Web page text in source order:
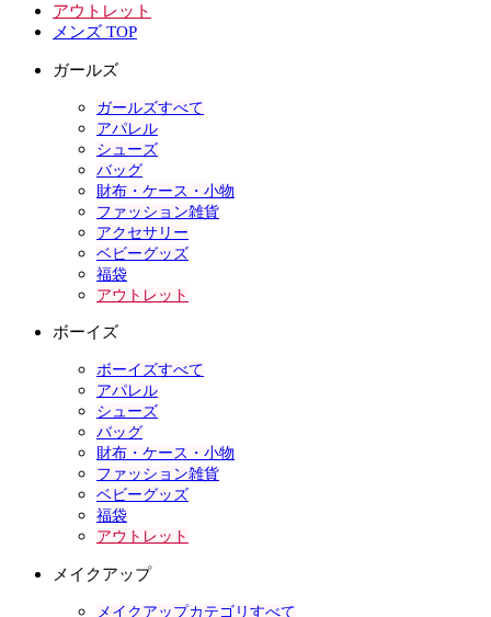
アウトレット
メンズ TOP
ガールズ
ガールズすべて
アパレル
シューズ
バッグ
財布・ケース・小物
ファッション雑貨
アクセサリー
ベビーグッズ
福袋
アウトレット
ボーイズ
ボーイズすべて
アパレル
シューズ
バッグ
財布・ケース・小物
ファッション雑貨
ベビーグッズ
福袋
アウトレット
メイクアップ
メイクアップカテゴリすべて